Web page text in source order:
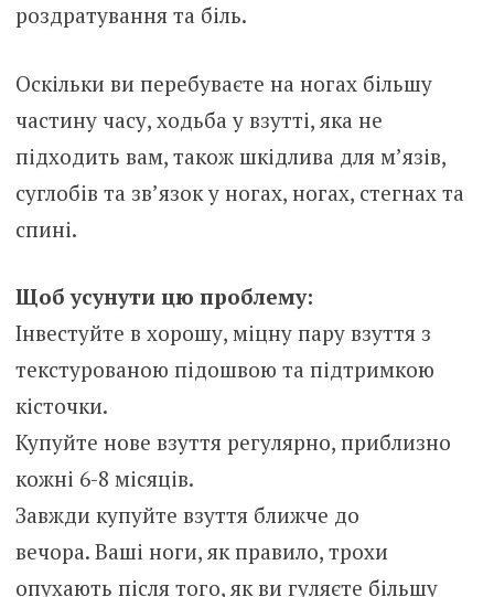
роздратування та біль.
Оскільки ви перебуваєте на ногах більшу
частину часу, ходьба у взутті, яка не
підходить вам, також шкідлива для м’язів,
суглобів та зв’язок у ногах, ногах, стегнах та
спині.
Щоб усунути цю проблему:
Інвестуйте в хорошу, міцну пару взуття з
текстурованою підошвою та підтримкою
кісточки.
Купуйте нове взуття регулярно, приблизно
кожні 6-8 місяців.
Завжди купуйте взуття ближче до
вечора. Ваші ноги, як правило, трохи
опухають після того, як ви гуляєте більшу